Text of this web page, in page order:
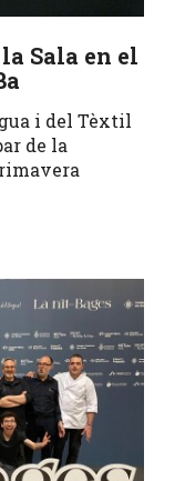
Sala en el
i del Tèxtil
de la